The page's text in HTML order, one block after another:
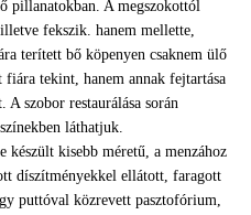
pillanatokban. A megszokottól
fekszik. hanem mellette,
terített bő köpenyen csaknem ülő
tekint, hanem annak fejtartása
A szobor restaurálása során
láthatjuk.
készült kisebb méretű, a menzához
díszítményekkel ellátott, faragott
puttóval közrevett pasztofórium,